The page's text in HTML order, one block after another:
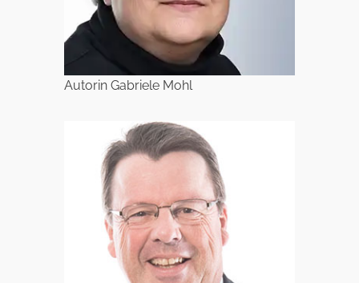
Autorin Gabriele Mohl